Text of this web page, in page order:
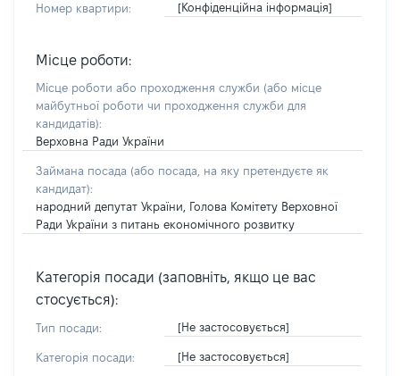
Номер квартири: [Конфіденційна інформація]
Місце роботи:
Місце роботи або проходження служби (або місце
майбутньої роботи чи проходження служби для
кандидатів):
Верховна Ради України
Займана посада (або посада, на яку претендуєте як
кандидат):
народний депутат України, Голова Комітету Верховної
Ради України з питань економічного розвитку
Категорія посади (заповніть, якщо це вас
стосується):
Тип посади: [Не застосовується]
Категорія посади: [Не застосовується]